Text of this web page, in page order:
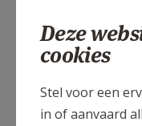
Deze
cookies
Stel voor een
in of aanvaard